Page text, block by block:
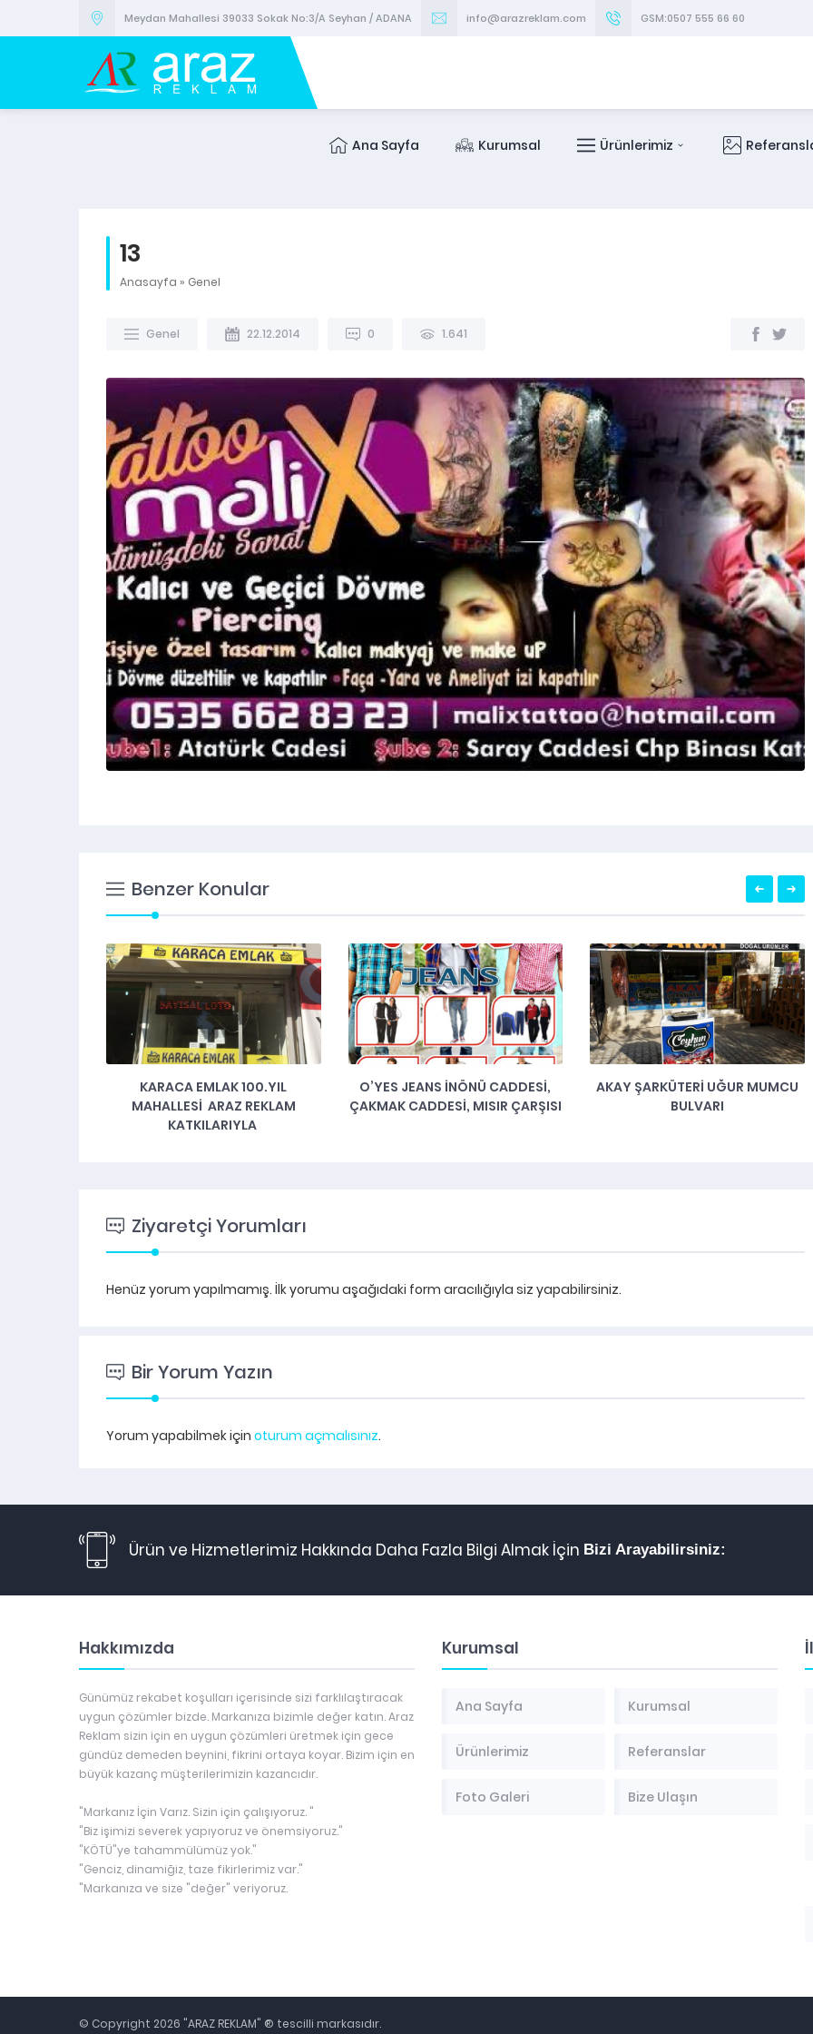
Meydan Mahallesi 39033 Sokak No:3/A Seyhan / ADANA info@arazreklam.com GSM:0507 555 66 60
Ana Sayfa Kurumsal Ürünlerimiz
13
Anasayfa » Genel
Genel 22.12.2014 0 1.641
Benzer Konular
KARACA EMLAK 100.YIL
MAHALLESI ARAZ REKLAM
KATKILARIYLA
O’YES JEANS İNÖNÜ CADDESI,
ÇAKMAK CADDESI, MISIR ÇARŞISI
AKAY ŞARKÜTERI UĞUR MUMCU
BULVARI
Ziyaretçi Yorumları
Henüz yorum yapılmamış. İlk yorumu aşağıdaki form aracılığıyla siz yapabilirsiniz.
Bir Yorum Yazın
Yorum yapabilmek için oturum açmalısınız.
Ürün ve Hizmetlerimiz Hakkında Daha Fazla Bilgi Almak İçin Bizi Arayabilirsiniz:
Hakkımızda
Günümüz rekabet koşulları içerisinde sizi farklılaştıracak
uygun çözümler bizde. Markanıza bizimle değer katın. Araz
Reklam sizin için en uygun çözümleri üretmek için gece
gündüz demeden beynini, fikrini ortaya koyar. Bizim için en
büyük kazanç müşterilerimizin kazancıdır.
"Markanız İçin Varız. Sizin için çalışıyoruz. "
"Biz işimizi severek yapıyoruz ve önemsiyoruz."
"KÖTÜ"ye tahammülümüz yok."
"Genciz, dinamiğiz, taze fikirlerimiz var."
"Markanıza ve size "değer" veriyoruz.
Kurumsal
Ana Sayfa Kurumsal
Ürünlerimiz Referanslar
Foto Galeri Bize Ulaşın
© Copyright 2026 "ARAZ REKLAM" ® tescilli markasıdır.